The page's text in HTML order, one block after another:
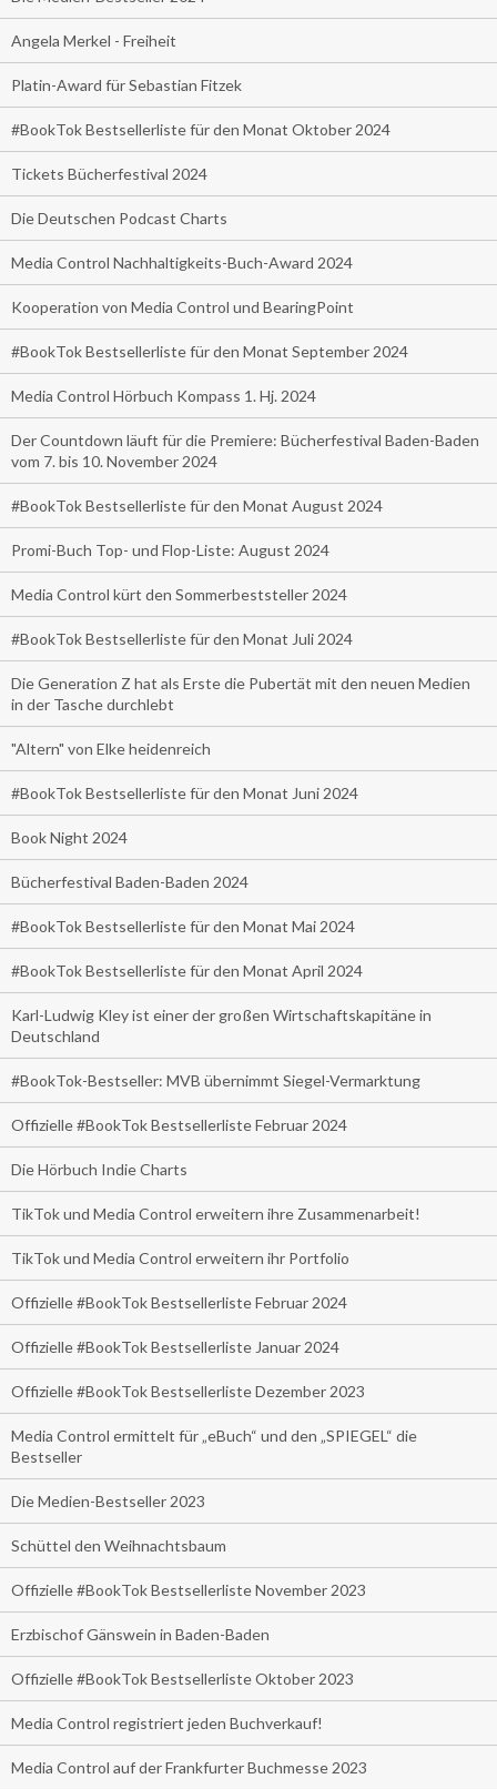
Angela Merkel - Freiheit
Platin-Award für Sebastian Fitzek
#BookTok Bestsellerliste für den Monat Oktober 2024
Tickets Bücherfestival 2024
Die Deutschen Podcast Charts
Media Control Nachhaltigkeits-Buch-Award 2024
Kooperation von Media Control und BearingPoint
#BookTok Bestsellerliste für den Monat September 2024
Media Control Hörbuch Kompass 1. Hj. 2024
Der Countdown läuft für die Premiere: Bücherfestival Baden-Baden
vom 7. bis 10. November 2024
#BookTok Bestsellerliste für den Monat August 2024
Promi-Buch Top- und Flop-Liste: August 2024
Media Control kürt den Sommerbeststeller 2024
#BookTok Bestsellerliste für den Monat Juli 2024
Die Generation Z hat als Erste die Pubertät mit den neuen Medien
in der Tasche durchlebt
"Altern" von Elke heidenreich
#BookTok Bestsellerliste für den Monat Juni 2024
Book Night 2024
Bücherfestival Baden-Baden 2024
#BookTok Bestsellerliste für den Monat Mai 2024
#BookTok Bestsellerliste für den Monat April 2024
Karl-Ludwig Kley ist einer der großen Wirtschaftskapitäne in
Deutschland
#BookTok-Bestseller: MVB übernimmt Siegel-Vermarktung
Offizielle #BookTok Bestsellerliste Februar 2024
Die Hörbuch Indie Charts
TikTok und Media Control erweitern ihre Zusammenarbeit!
TikTok und Media Control erweitern ihr Portfolio
Offizielle #BookTok Bestsellerliste Februar 2024
Offizielle #BookTok Bestsellerliste Januar 2024
Offizielle #BookTok Bestsellerliste Dezember 2023
Media Control ermittelt für „eBuch“ und den „SPIEGEL“ die
Bestseller
Die Medien-Bestseller 2023
Schüttel den Weihnachtsbaum
Offizielle #BookTok Bestsellerliste November 2023
Erzbischof Gänswein in Baden-Baden
Offizielle #BookTok Bestsellerliste Oktober 2023
Media Control registriert jeden Buchverkauf!
Media Control auf der Frankfurter Buchmesse 2023